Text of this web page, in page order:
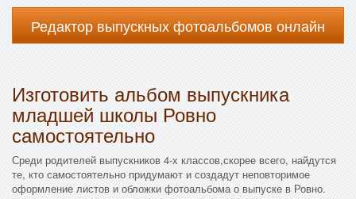
Редактор выпускных фотоальбомов онлайн
Изготовить альбом выпускника
младшей школы Ровно
самостоятельно
Среди родителей выпускников 4-х классов,скорее всего, найдутся
те, кто самостоятельно придумают и создадут неповторимое
оформление листов и обложки фотоальбома о выпуске в Ровно.